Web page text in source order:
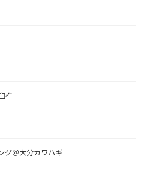
杵
グ＠大分カワハギ